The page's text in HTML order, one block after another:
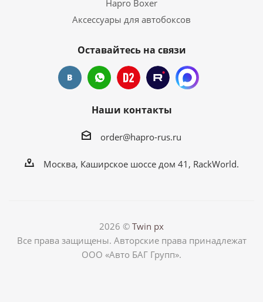
Hapro Boxer
Аксессуары для автобоксов
Оставайтесь на связи
Наши контакты
order@hapro-rus.ru
Москва, Каширское шоссе дом 41, RackWorld.
2026 © Twin px
Все права защищены. Авторские права принадлежат
ООО «Авто БАГ Групп».